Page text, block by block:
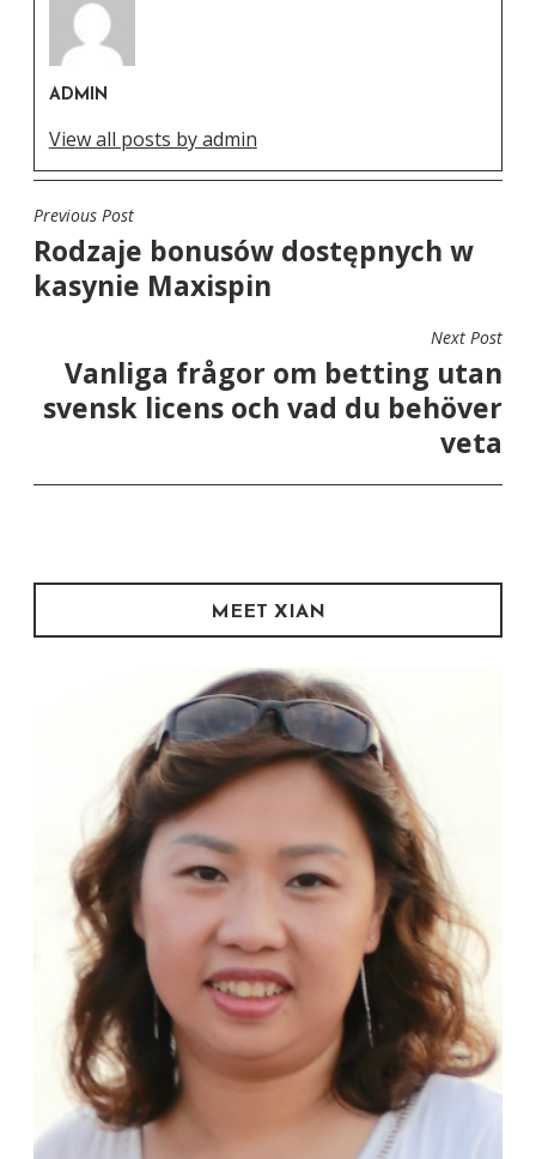
ADMIN
View all posts by admin
POST
NAVIGATION
Previous Post
Rodzaje bonusów dostępnych w
kasynie Maxispin
Next Post
Vanliga frågor om betting utan
svensk licens och vad du behöver
veta
MEET XIAN